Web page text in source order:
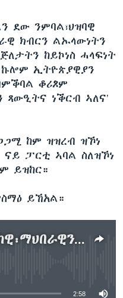
ደው ንምባል፣ህዝባዊ
ክብርን ልኡላውነትን
ከይኮነስ ሓላፍነት
ኢትዮጵያዊያን
ቆሪጾም
ነቕርብ ኣለና’
ከም ዝዝረብ ዝኾነ
ፓርቲ ኣባል ስለዝኾነ
ይዝከር።
ይኸአል።
‘ኢትዮጵያ፡ አብ ፖለቲካዊ፡ማህበራዊን ኢኮኖሚያዊን ቅልውላው ትርከብ’ ሰማያዊ ፓርቲ
available
2:58